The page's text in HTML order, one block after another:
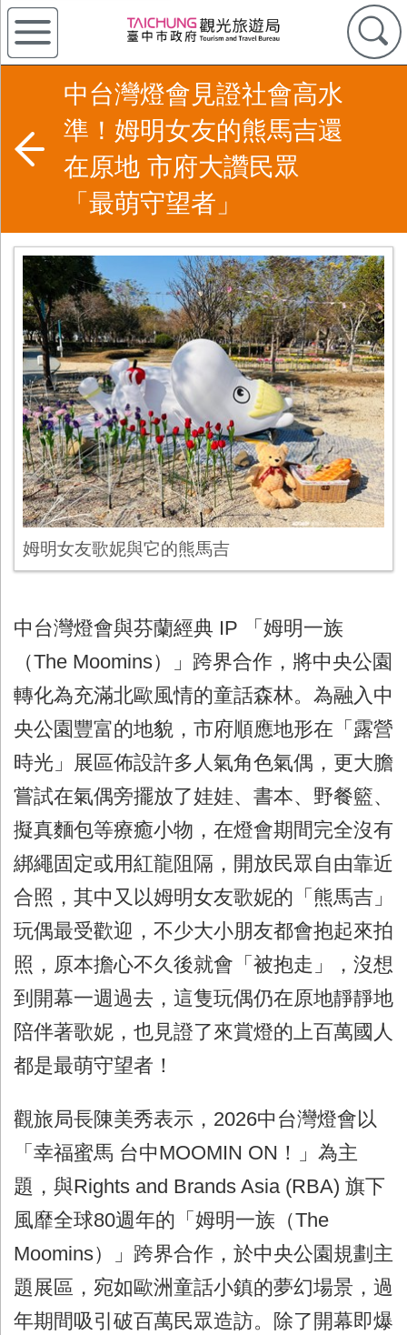
中台灣燈會見證社會高水
準！姆明女友的熊馬吉還
在原地 市府大讚民眾
「最萌守望者」
姆明女友歌妮與它的熊馬吉
中台灣燈會與芬蘭經典 IP 「姆明一族
（The Moomins）」跨界合作，將中央公園
轉化為充滿北歐風情的童話森林。為融入中
央公園豐富的地貌，市府順應地形在「露營
時光」展區佈設許多人氣角色氣偶，更大膽
嘗試在氣偶旁擺放了娃娃、書本、野餐籃、
擬真麵包等療癒小物，在燈會期間完全沒有
綁繩固定或用紅龍阻隔，開放民眾自由靠近
合照，其中又以姆明女友歌妮的「熊馬吉」
玩偶最受歡迎，不少大小朋友都會抱起來拍
照，原本擔心不久後就會「被抱走」，沒想
到開幕一週過去，這隻玩偶仍在原地靜靜地
陪伴著歌妮，也見證了來賞燈的上百萬國人
都是最萌守望者！
觀旅局長陳美秀表示，2026中台灣燈會以
「幸福蜜馬 台中MOOMIN ON！」為主
題，與Rights and Brands Asia (RBA) 旗下
風靡全球80週年的「姆明一族（The
Moomins）」跨界合作，於中央公園規劃主
題展區，宛如歐洲童話小鎮的夢幻場景，過
年期間吸引破百萬民眾造訪。除了開幕即爆